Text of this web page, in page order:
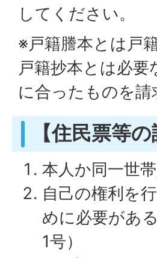
してください。
※戸籍謄本とは戸
戸籍抄本とは必
に合ったものを
【住民票等
本人か同一世
自己の権利を
めに必要があ
1号）